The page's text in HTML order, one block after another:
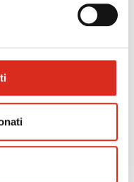
- progetti di
SVILUPPATI
di aggregazione di
di 3